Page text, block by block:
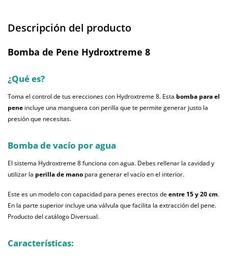
Descripción del producto
Bomba de Pene Hydroxtreme 8
¿Qué es?
Toma el control de tus erecciones con Hydroxtreme 8. Esta bomba para el
pene incluye una manguera con perilla que te permite generar justo la
presión que necesitas.
Bomba de vacío por agua
El sistema Hydroxtreme 8 funciona con agua. Debes rellenar la cavidad y
utilizar la perilla de mano para generar el vacío en el interior.
Este es un modelo con capacidad para penes erectos deentre 15 y 20 cm.
En la parte superior incluye una válvula que facilita la extracción del pene.
Producto del catálogo Diversual.
Características: